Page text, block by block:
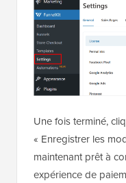
Une fois terminé,
« Enregistrer les
maintenant prêt à
expérience de